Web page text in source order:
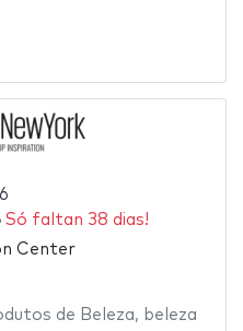
Só faltan 38 dias!
Center
de Beleza, beleza